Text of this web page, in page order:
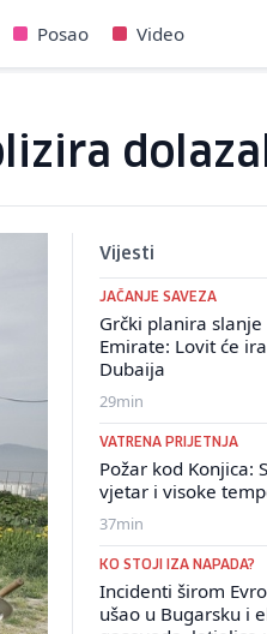
Posao Video
Vijesti
JAČANJE SAVEZA
Grčki planira
Emirate: Lovit će
Dubaija
29min
VATRENA PRIJETNJA
Požar kod Konjica:
vjetar i visoke
37min
KO STOJI IZA NAPADA?
Incidenti širom
ušao u Bugarsku i